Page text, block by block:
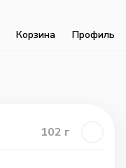
Корзина Профиль
102 г